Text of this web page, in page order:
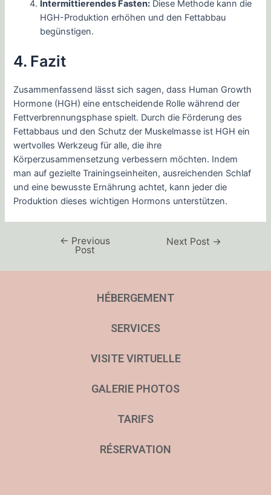
Intermittierendes Fasten: Diese Methode kann die
HGH-Produktion erhöhen und den Fettabbau
begünstigen.
4. Fazit
Zusammenfassend lässt sich sagen, dass Human Growth
Hormone (HGH) eine entscheidende Rolle während der
Fettverbrennungsphase spielt. Durch die Förderung des
Fettabbaus und den Schutz der Muskelmasse ist HGH ein
wertvolles Werkzeug für alle, die ihre
Körperzusammensetzung verbessern möchten. Indem
man auf gezielte Trainingseinheiten, ausreichenden Schlaf
und eine bewusste Ernährung achtet, kann jeder die
Produktion dieses wichtigen Hormons unterstützen.
← Previous
Post
Next Post →
HÉBERGEMENT
SERVICES
VISITE VIRTUELLE
GALERIE PHOTOS
TARIFS
RÉSERVATION